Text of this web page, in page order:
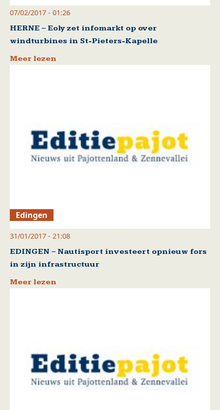
07/02/2017 - 01:26
HERNE – Eoly zet infomarkt op over
windturbines in St-Pieters-Kapelle
Meer lezen
Edingen
31/01/2017 - 21:08
EDINGEN – Nautisport investeert opnieuw fors
in zijn infrastructuur
Meer lezen